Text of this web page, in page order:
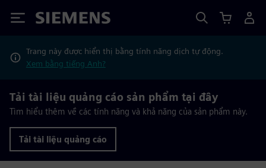
Siemens
Trang này được hiển thị bằng tính năng dịch tự động.
Xem bằng tiếng Anh?
Tải tài liệu quảng cáo sản phẩm tại đây
Tìm hiểu thêm về các tính năng và khả năng của sản phẩm này.
Tải tài liệu quảng cáo